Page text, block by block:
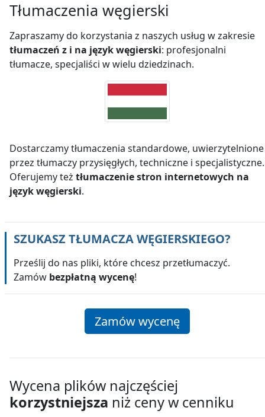
Tłumaczenia węgierski
Zapraszamy do korzystania z naszych usług w zakresie
tłumaczeń z i na język węgierski: profesjonalni
tłumacze, specjaliści w wielu dziedzinach.
Dostarczamy tłumaczenia standardowe, uwierzytelnione
przez tłumaczy przysięgłych, techniczne i specjalistyczne.
Oferujemy też tłumaczenie stron internetowych na
język węgierski.
SZUKASZ TŁUMACZAWĘGIERSKIEGO?
Prześlij do nas pliki, które chcesz przetłumaczyć.
Zamów bezpłatną wycenę!
Zamów wycenę
Wycena plików najczęściej
korzystniejsza niż ceny w cenniku